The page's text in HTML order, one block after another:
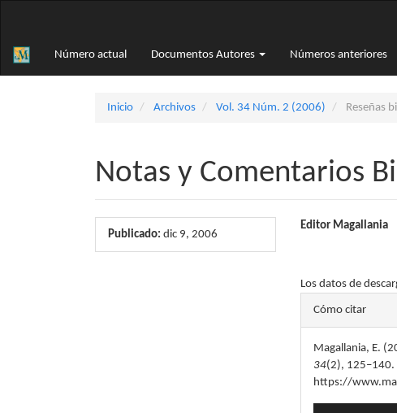
principal
Barra
Número actual Documentos Autores Números anteriores
Inicio Archivos Vol. 34 Núm. 2 (2006) Reseñas
Notas y Comentarios
Barra
lateral
Publicado: dic 9, 2006
Contenido
del
artículo
Editor Magallania
Los datos de
Detalles
del
artículo
Cómo citar
Magallania, E.
34(2), 125–140.
https://